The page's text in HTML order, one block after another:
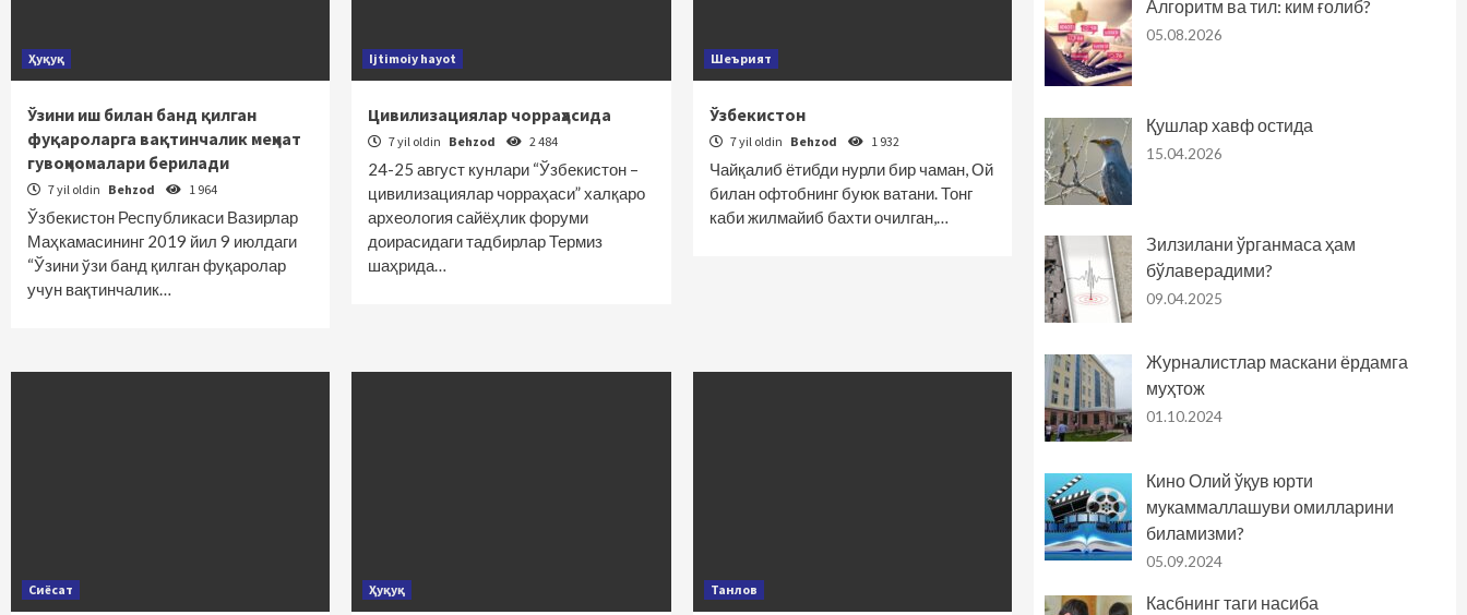
Ҳуқуқ
Ўзини иш билан банд қилган
фуқароларга вақтинчалик меҳнат
гувоҳномалари берилади
7 yil oldin Behzod 1 964
Ўзбекистон Республикаси Вазирлар
Маҳкамасининг 2019 йил 9 июлдаги
“Ўзини ўзи банд қилган фуқаролар
учун вақтинчалик…
Ijtimoiy hayot
Цивилизациялар чорраҳасида
7 yil oldin Behzod 2 484
24-25 август кунлари “Ўзбекистон –
цивилизациялар чорраҳаси” халқаро
археология сайёҳлик форуми
доирасидаги тадбирлар Термиз
шаҳрида…
Шеърият
Ўзбекистон
7 yil oldin Behzod 1 932
Чайқалиб ётибди нурли бир чаман, Ой
билан офтобнинг буюк ватани. Тонг
каби жилмайиб бахти очилган,…
Сиёсат Ҳуқуқ Танлов
Алгоритм ва тил: ким ғолиб?
05.08.2026
Қушлар хавф остида
15.04.2026
Зилзилани ўрганмаса ҳам
бўлаверадими?
09.04.2025
Журналистлар маскани ёрдамга
муҳтож
01.10.2024
Кино Олий ўқув юрти
мукаммаллашуви омилларини
биламизми?
05.09.2024
Касбнинг таги насиба